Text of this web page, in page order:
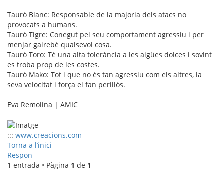
Tauró Blanc: Responsable de la majoria dels atacs no
provocats a humans.
Tauró Tigre: Conegut pel seu comportament agressiu i per
menjar gairebé qualsevol cosa.
Tauró Toro: Té una alta tolerància a les aigües dolces i sovint
es troba prop de les costes.
Tauró Mako: Tot i que no és tan agressiu com els altres, la
seva velocitat i força el fan perillós.
Eva Remolina | AMIC
::: www.creacions.com
Torna a l’inici
Respon
1 entrada • Pàgina 1 de 1